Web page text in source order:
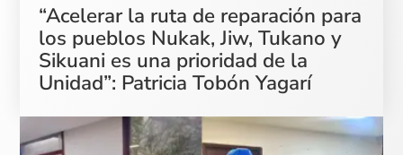
“Acelerar la ruta de reparación para
los pueblos Nukak, Jiw, Tukano y
Sikuani es una prioridad de la
Unidad”: Patricia Tobón Yagarí